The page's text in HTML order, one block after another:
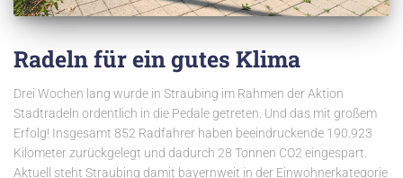
Radeln für ein gutes Klima
Drei Wochen lang wurde in Straubing im Rahmen der Aktion
Stadtradeln ordentlich in die Pedale getreten. Und das mit großem
Erfolg! Insgesamt 852 Radfahrer haben beeindruckende 190.923
Kilometer zurückgelegt und dadurch 28 Tonnen CO2 eingespart.
Aktuell steht Straubing damit bayernweit in der Einwohnerkategorie